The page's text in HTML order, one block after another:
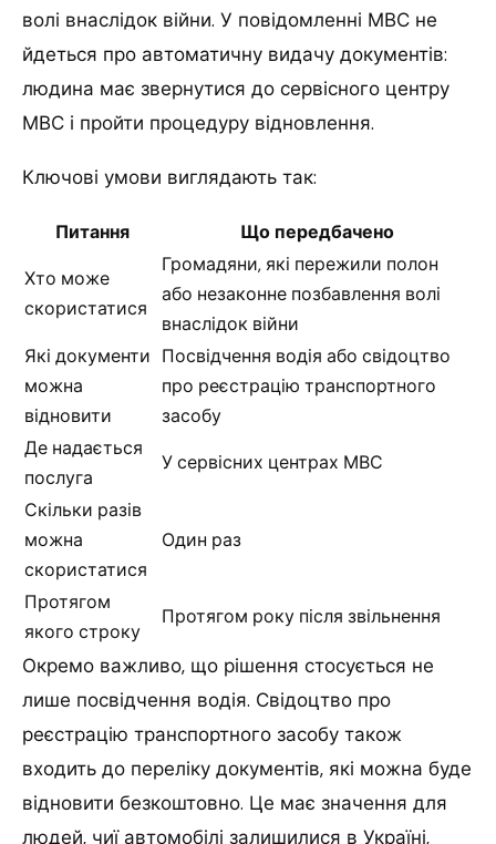
волі внаслідок війни. У повідомленні МВС не
йдеться про автоматичну видачу документів:
людина має звернутися до сервісного центру
МВС і пройти процедуру відновлення.
Ключові умови виглядають так:
Питання
Що передбачено
Хто може
скористатися
Громадяни, які пережили полон
або незаконне позбавлення волі
внаслідок війни
Які документи
можна
відновити
Посвідчення водія або свідоцтво
про реєстрацію транспортного
засобу
Де надається
послуга
У сервісних центрах МВС
Скільки разів
можна
скористатися
Один раз
Протягом
якого строку
Протягом року після звільнення
Окремо важливо, що рішення стосується не
лише посвідчення водія. Свідоцтво про
реєстрацію транспортного засобу також
входить до переліку документів, які можна буде
відновити безкоштовно. Це має значення для
людей, чиї автомобілі залишилися в Україні,